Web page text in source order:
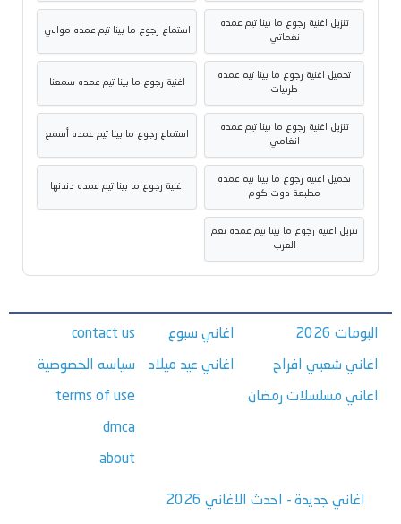
تنزيل اغنية رجوع ما بينا تيم عمده
نغماتي
استماع رجوع ما بينا تيم عمده موالي
تحميل اغنية رجوع ما بينا تيم عمده
طربيات
اغنية رجوع ما بينا تيم عمده سمعنا
تنزيل اغنية رجوع ما بينا تيم عمده
انغامي
استماع رجوع ما بينا تيم عمده أسمع
تحميل اغنية رجوع ما بينا تيم عمده
مطبعة دوت كوم
اغنية رجوع ما بينا تيم عمده دندنها
تنزيل اغنية رجوع ما بينا تيم عمده نغم
العرب
البومات 2026
اغاني شعبي افراح
اغاني مسلسلات رمضان
اغاني سبوع
اغاني عيد ميلاد
contact us
سياسه الخصوصية
terms of use
dmca
about
اغاني جديدة - احدث الاغاني 2026